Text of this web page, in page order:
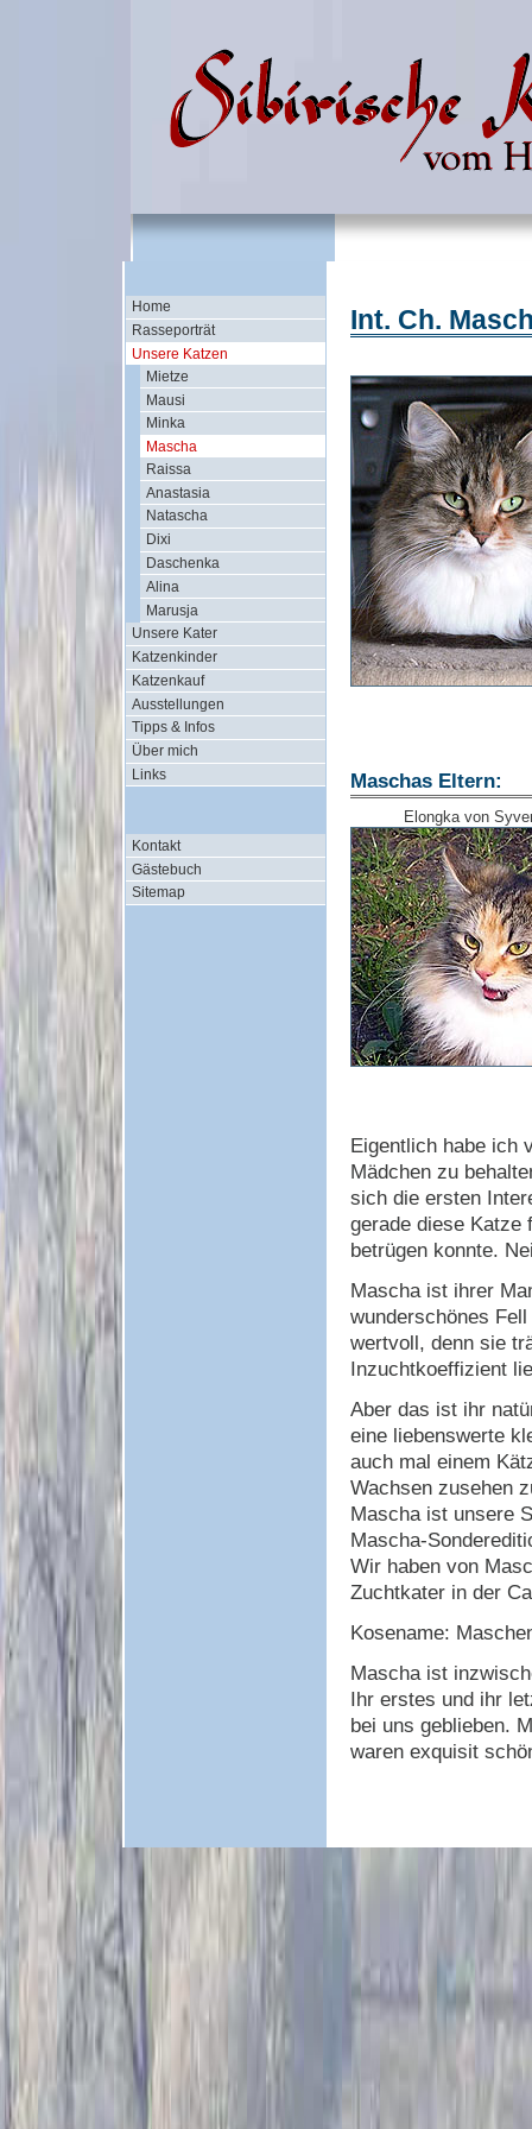
Home
Rasseporträt
Unsere Katzen
Mietze
Mausi
Minka
Mascha
Raissa
Anastasia
Natascha
Dixi
Daschenka
Alina
Marusja
Unsere Kater
Katzenkinder
Katzenkauf
Ausstellungen
Tipps & Infos
Über mich
Links
Kontakt
Gästebuch
Sitemap
Int. Ch.
Maschas Eltern:
Elongka von
Eigentlich habe ich
Mädchen zu
sich die ersten
gerade diese Katze
betrügen konnte.
Mascha ist ihrer
wunderschönes
wertvoll, denn sie
Inzuchtkoeffizient
Aber das ist ihr
eine liebenswerte
auch mal einem
Wachsen zusehen
Mascha ist unsere
Mascha-
Wir haben von
Zuchtkater in der
Kosename:
Mascha ist
Ihr erstes und ihr
bei uns geblieben.
waren exquisit